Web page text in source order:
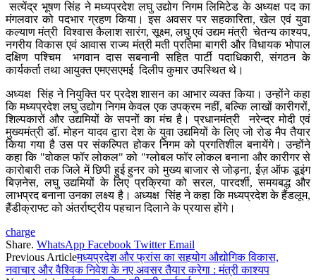
सत्येंद्र भूषण सिंह ने मध्यप्रदेश लघु उ‌द्योग निगम लिमिटेड के अध्यक्ष पद का
मंगलवार को पदभार ग्रहण किया। इस अवसर पर सहकारिता, खेल एवं युवा
कल्याण मंत्री विश्वास कैलाश सारंग, सूक्ष्म, लघु एवं उ‌द्यम मंत्री चेतन्य काश्यप,
नगरीय विकास एवं आवास राज्य मंत्री मती प्रतिमा बागरी और विधायक भोपाल
दक्षिण पश्चिम भगवान दास सबनानी सहित पार्टी पदाधिकारी, संगठन के
कार्यकर्ता तथा आयुक्त एमएसएमई दिलीप कुमार उपस्थित थे।
अध्यक्ष सिंह ने नियुक्ति पर प्रदेश शासन का आभार व्यक्त किया। उन्होंने कहा
कि मध्यप्रदेश लघु उ‌द्योग निगम केवल एक उपक्रम नहीं, बल्कि लाखों कारीगरों,
शिल्पकारों और उद्यमियों के सपनों का मंच है। प्रधानमंत्री नरेन्द्र मोदी एवं
मुख्यमंत्री डॉ. मोहन यादव द्वारा देश के युवा उ‌द्यमियों के लिए जो रोड मैप तैयार
किया गया है उस पर संकल्पित होकर निगम को प्रगतिशील बनायेंगे। उन्होंने
कहा कि "वोकल फॉर लोकल" को "ग्लोबल फॉर लोकल बनाना और कारीगर से
कारोबारी तक जिले में छिपी हुई हुनर को मुख्य बाजार से जोड़ना, ईज़ ऑफ डूइंग
बिज़नेस, लघु उ‌द्यमियों के लिए प्रक्रिया को सरल, पारदर्शी, समयबद्ध और
लाभप्रद बनाना उनका लक्ष्य है। अध्यक्ष सिंह ने कहा कि मध्यप्रदेश के हैंडलूम,
हैंडीक्राफ्ट को अंतर्राष्ट्रीय पहचान दिलाने के प्रयास होंगे।
charge
Share. WhatsApp Facebook Twitter Email
Previous Articleमध्यप्रदेश और फ्रांस का सहयोग औद्योगिक विकास,
नवाचार और वैश्विक निवेश के नए अवसर तैयार करेगा : मंत्री काश्यप